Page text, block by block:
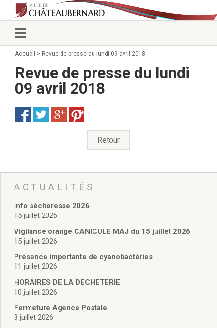
Vie municipale
Conseillers municipaux
Commissions 2026
Arrêtés du Maire
Services municipaux
Pour venir nous voir
administratives
Services Techniques
Affaires Scolaires
Vie associative
Police Municipale/règlementation
Cimetière/réglementation funéraire
Services en ligne
Licences boissons
Cadastre
Actes d’état civil
Accueil > Revue de presse du lundi 09 avril 2018
Revue de presse du lundi
09 avril 2018
Save
Retour
ACTUALITÉS
Info sécheresse 2026
15 juillet 2026
Vigilance orange CANICULE MAJ du 15 juillet 2026
15 juillet 2026
Présence importante de cyanobactéries
11 juillet 2026
HORAIRES DE LA DECHETERIE
10 juillet 2026
Fermeture Agence Postale
8 juillet 2026